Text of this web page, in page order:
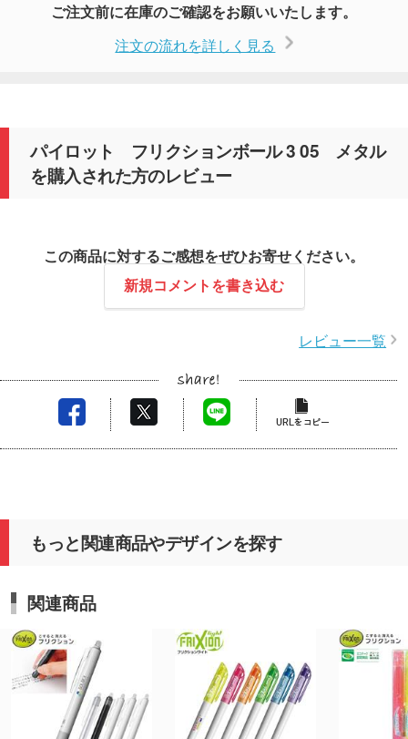
ご注文前に在庫のご確認をお願いいたします。
注文の流れを詳しく見る
パイロット フリクションボール 3 05 メタル
を購入された方のレビュー
この商品に対するご感想をぜひお寄せください。
新規コメントを書き込む
レビュー一覧
もっと関連商品やデザインを探す
関連商品